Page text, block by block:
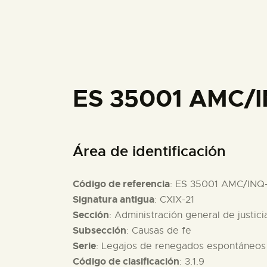
ES 35001 AMC/
Área de identificación
Código de referencia: ES 35001 AMC/
Signatura antigua: CXIX-21
Sección: Administración general de
Subsección: Causas de fe
Serie: Legajos de renegados espontáneos
Código de clasificación: 3.1.9